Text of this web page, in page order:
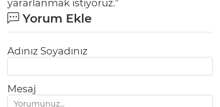
yararlanmak istiyoruz.”
Yorum Ekle
Adınız Soyadınız
Mesaj